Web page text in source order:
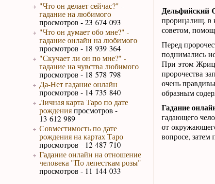
"Что он делает сейчас?" -
гадание на любимого
просмотров - 23 674 093
"Что он думает обо мне?" -
гадание онлайн на любимого
просмотров - 18 939 364
"Скучает ли он по мне?" -
гадание на чувства любимого
просмотров - 18 578 798
Да-Нет гадание онлайн
просмотров - 14 735 840
Личная карта Таро по дате
рожденияпросмотров -
13 612 989
Совместимость по дате
рождения на картах Таро
просмотров - 12 487 710
Гадание онлайн на отношение
человека "По лепесткам розы"
просмотров - 11 144 033
Дельфийский
прорицалищ, в
советом,
Перед
поднимались
При этом
пророчества
очень
образным
Гадание
гадающего
от
вопросе,